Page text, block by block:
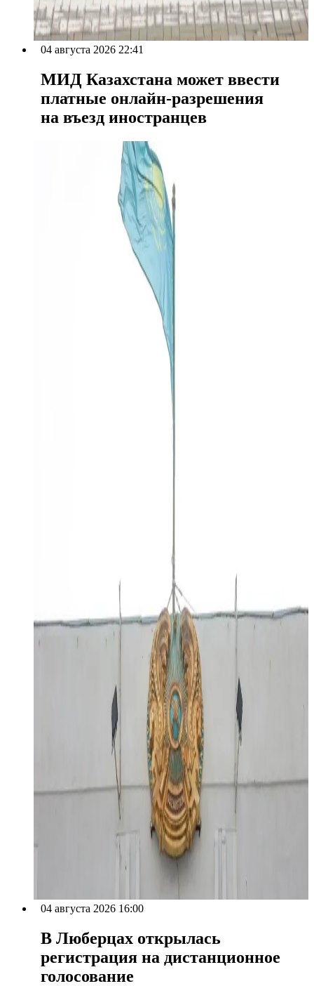
04 августа 2026 22:41
МИД Казахстана может ввести
платные онлайн-разрешения
на въезд иностранцев
04 августа 2026 16:00
В Люберцах открылась
регистрация на дистанционное
голосование